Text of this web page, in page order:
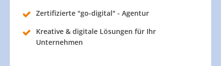
Zertifizierte "go-digital" - Agentur
Kreative & digitale Lösungen für Ihr
Unternehmen